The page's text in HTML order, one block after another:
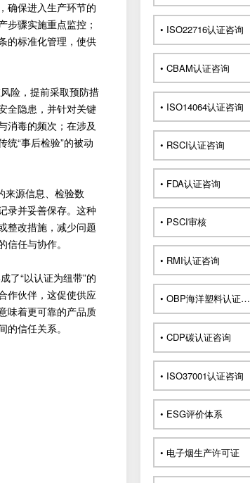
确保进入生产环节的
步骤实施重点监控；
的标准化管理，使供
险，提前采取预防措
全隐患，并针对关键
消毒的频次；在涉及
“事后检验”的被动
源信息、检验数
录并妥善保存。这种
整改措施，减少问题
任与协作。
“以认证为纽带”的
作伙伴，这促使供应
味着更可靠的产品质
信任关系。
• ISO22716认证咨询
• CBAM认证咨询
• ISO14064认证咨询
• RSCI认证咨询
• FDA认证咨询
• PSCI审核
• RMI认证咨询
• OBP海洋塑料认证咨询
• CDP碳认证咨询
• ISO37001认证咨询
• ESG评价体系
• 电子烟生产许可证